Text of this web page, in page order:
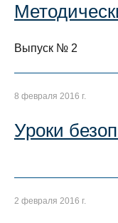
Выпуск № 2
8 февраля 2016 г.
Уроки
2 февраля 2016 г.